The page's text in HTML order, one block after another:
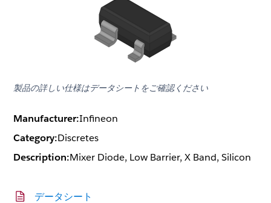
製品の詳しい仕様はデータシートをご確認ください
Manufacturer:Infineon
Category:Discretes
Description:Mixer Diode, Low Barrier, X Band, Silicon
データシート